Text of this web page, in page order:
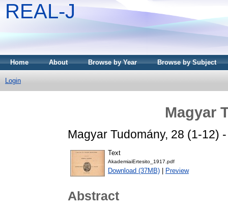
REAL-J
Home About Browse by Year Browse by Subject
Login
Magyar
Magyar Tudomány, 28 (1-12)
Text
AkademiaiErtesito_1917.pdf
Download (37MB) Preview
Abstract